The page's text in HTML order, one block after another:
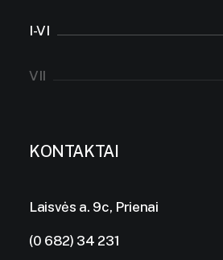
I-VI
VII
KONTAKTAI
Laisvės a. 9c, Prienai
(0 682) 34 231